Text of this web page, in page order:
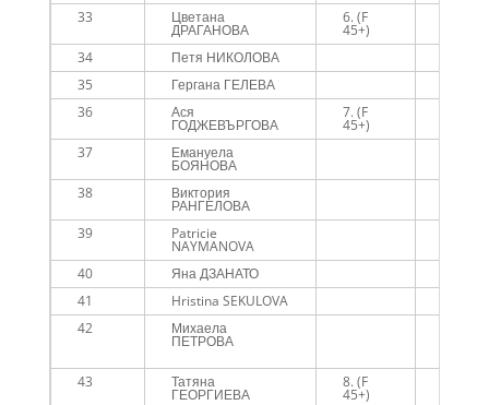
33
Цветана
ДРАГАНОВА
6. (F
45+)
34
Петя НИКОЛОВА
35
Гергана ГЕЛЕВА
36
Ася
ГОДЖЕВЪРГОВА
7. (F
45+)
37
Емануела
БОЯНОВА
38
Виктория
РАНГЕЛОВА
39
Patricie
NAYMANOVA
40
Яна ДЗАНАТО
41
Hristina SEKULOVA
42
Михаела
ПЕТРОВА
43
Татяна
ГЕОРГИЕВА
8. (F
45+)